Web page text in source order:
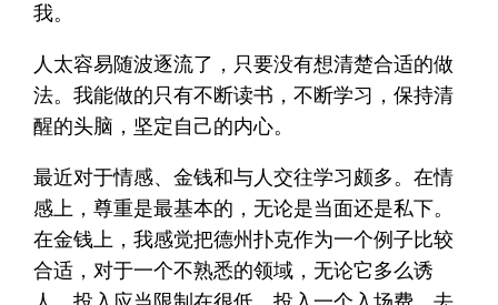
我。
人太容易随波逐流了，只要没有想清楚合适的做
法。我能做的只有不断读书，不断学习，保持清
醒的头脑，坚定自己的内心。
最近对于情感、金钱和与人交往学习颇多。在情
感上，尊重是最基本的，无论是当面还是私下。
在金钱上，我感觉把德州扑克作为一个例子比较
合适，对于一个不熟悉的领域，无论它多么诱